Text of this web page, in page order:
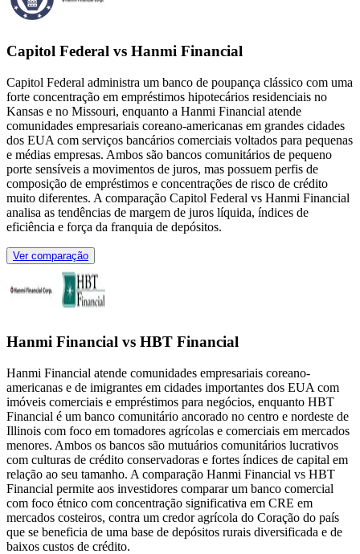
Capitol Federal vs Hanmi Financial
Capitol Federal administra um banco de poupança clássico com uma
forte concentração em empréstimos hipotecários residenciais no
Kansas e no Missouri, enquanto a Hanmi Financial atende
comunidades empresariais coreano-americanas em grandes cidades
dos EUA com serviços bancários comerciais voltados para pequenas
e médias empresas. Ambos são bancos comunitários de pequeno
porte sensíveis a movimentos de juros, mas possuem perfis de
composição de empréstimos e concentrações de risco de crédito
muito diferentes. A comparação Capitol Federal vs Hanmi Financial
analisa as tendências de margem de juros líquida, índices de
eficiência e força da franquia de depósitos.
Ver comparação
Hanmi Financial vs HBT Financial
Hanmi Financial atende comunidades empresariais coreano-
americanas e de imigrantes em cidades importantes dos EUA com
imóveis comerciais e empréstimos para negócios, enquanto HBT
Financial é um banco comunitário ancorado no centro e nordeste de
Illinois com foco em tomadores agrícolas e comerciais em mercados
menores. Ambos os bancos são mutuários comunitários lucrativos
com culturas de crédito conservadoras e fortes índices de capital em
relação ao seu tamanho. A comparação Hanmi Financial vs HBT
Financial permite aos investidores comparar um banco comercial
com foco étnico com concentração significativa em CRE em
mercados costeiros, contra um credor agrícola do Coração do país
que se beneficia de uma base de depósitos rurais diversificada e de
baixos custos de crédito.